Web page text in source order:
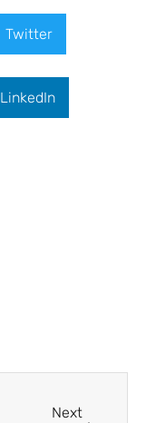
Twitter
LinkedIn
Next